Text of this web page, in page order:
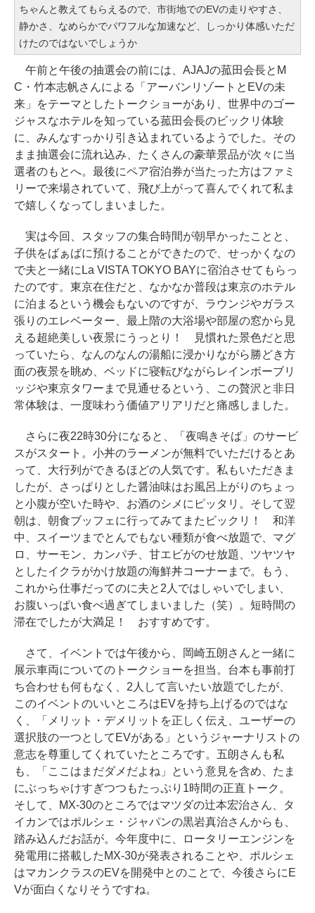
ちゃんと教えてもらえるので、市街地でのEVの走りやすさ、
静かさ、なめらかでパワフルな加速など、しっかり体感いただ
けたのではないでしょうか
午前と午後の抽選会の前には、AJAJの菰田会長とM
C・竹本志帆さんによる「アーバンリゾートとEVの未
来」をテーマとしたトークショーがあり、世界中のゴー
ジャスなホテルを知っている菰田会長のビックリ体験
に、みんなすっかり引き込まれているようでした。その
まま抽選会に流れ込み、たくさんの豪華景品が次々に当
選者のもとへ。最後にペア宿泊券が当たった方はファミ
リーで来場されていて、飛び上がって喜んでくれて私ま
で嬉しくなってしまいました。
実は今回、スタッフの集合時間が朝早かったことと、
子供をばぁばに預けることができたので、せっかくなの
で夫と一緒にLa VISTA TOKYO BAYに宿泊させてもらっ
たのです。東京在住だと、なかなか普段は東京のホテル
に泊まるという機会もないのですが、ラウンジやガラス
張りのエレベーター、最上階の大浴場や部屋の窓から見
える超絶美しい夜景にうっとり！ 見慣れた景色だと思
っていたら、なんのなんの湯船に浸かりながら勝どき方
面の夜景を眺め、ベッドに寝転びながらレインボーブリ
ッジや東京タワーまで見通せるという、この贅沢と非日
常体験は、一度味わう価値アリアリだと痛感しました。
さらに夜22時30分になると、「夜鳴きそば」のサービ
スがスタート。小丼のラーメンが無料でいただけるとあ
って、大行列ができるほどの人気です。私もいただきま
したが、さっぱりとした醤油味はお風呂上がりのちょっ
と小腹が空いた時や、お酒のシメにピッタリ。そして翌
朝は、朝食ブッフェに行ってみてまたビックリ！ 和洋
中、スイーツまでとんでもない種類が食べ放題で、マグ
ロ、サーモン、カンパチ、甘エビがのせ放題、ツヤツヤ
としたイクラがかけ放題の海鮮丼コーナーまで。もう、
これから仕事だってのに夫と2人ではしゃいでしまい、
お腹いっぱい食べ過ぎてしまいました（笑）。短時間の
滞在でしたが大満足！ おすすめです。
さて、イベントでは午後から、岡崎五朗さんと一緒に
展示車両についてのトークショーを担当。台本も事前打
ち合わせも何もなく、2人して言いたい放題でしたが、
このイベントのいいところはEVを持ち上げるのではな
く、「メリット・デメリットを正しく伝え、ユーザーの
選択肢の一つとしてEVがある」というジャーナリストの
意志を尊重してくれていたところです。五朗さんも私
も、「ここはまだダメだよね」という意見を含め、たま
にぶっちゃけすぎつつもたっぷり1時間の正直トーク。
そして、MX-30のところではマツダの辻本宏治さん、タ
イカンではポルシェ・ジャパンの黒岩真治さんからも、
踏み込んだお話が。今年度中に、ロータリーエンジンを
発電用に搭載したMX-30が発表されることや、ポルシェ
はマカンクラスのEVを開発中とのことで、今後さらにE
Vが面白くなりそうですね。